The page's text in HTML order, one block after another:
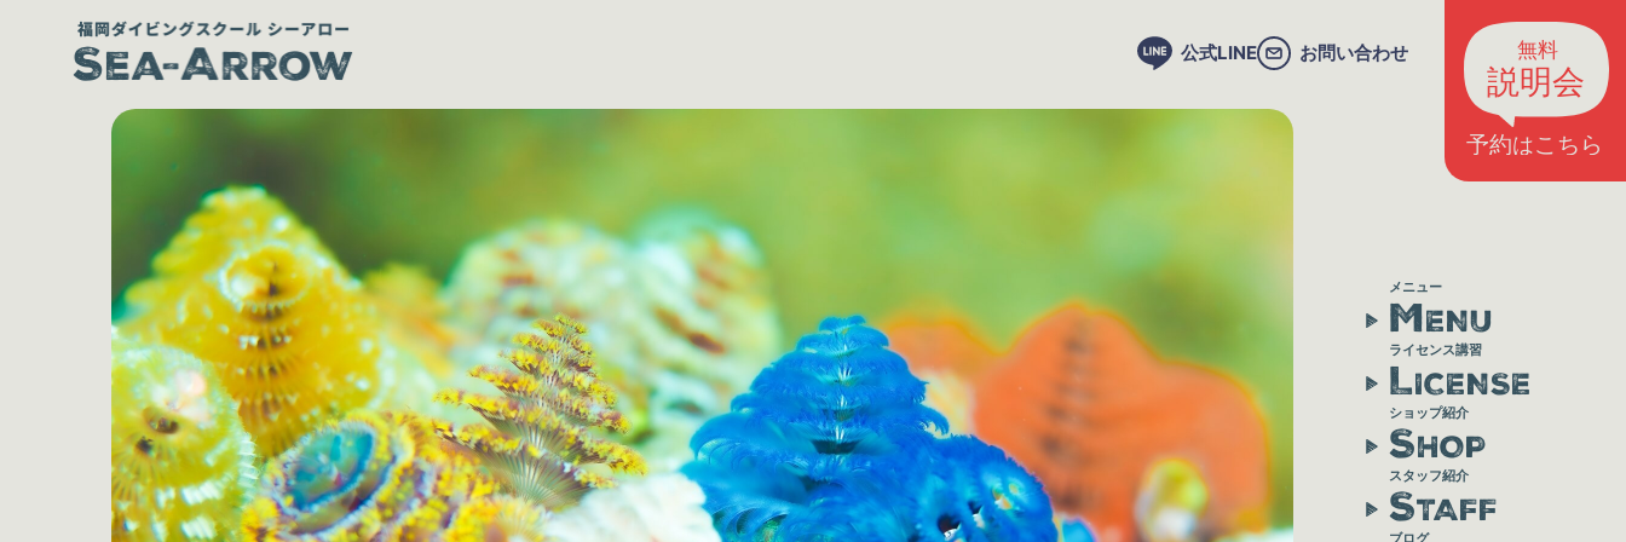
公式LINE お問い合わせ
メニュー
MENU
ライセンス講習
LICENSE
ショップ紹介
SHOP
スタッフ紹介
STAFF
ブログ